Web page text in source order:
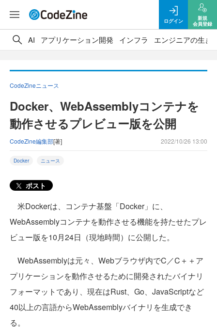
ログイン
新規
会員登録
AI アプリケーション開発 インフラ エンジニアの生き
CodeZineニュース
Docker、WebAssemblyコンテナを
動作させるプレビュー版を公開
CodeZine編集部[著] 2022/10/26 13:00
Docker ニュース
ポスト
米Dockerは、コンテナ基盤「Docker」に、
WebAssemblyコンテナを動作させる機能を持たせたプレ
ビュー版を10月24日（現地時間）に公開した。
WebAssemblyは元々、Webブラウザ内でC／C＋＋ア
プリケーションを動作させるために開発されたバイナリ
フォーマットであり、現在はRust、Go、JavaScriptなど
40以上の言語からWebAssemblyバイナリを生成でき
る。